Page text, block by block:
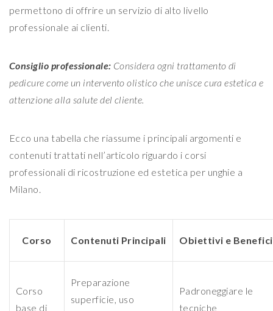
permettono di offrire un servizio di alto livello
professionale ai clienti.
Consiglio professionale: Considera ogni trattamento di
pedicure come un intervento olistico che unisce cura estetica e
attenzione alla salute del cliente.
Ecco una tabella che riassume i principali argomenti e
contenuti trattati nell’articolo riguardo i corsi
professionali di ricostruzione ed estetica per unghie a
Milano.
Corso Contenuti Principali Obiettivi e Benefici
Corso
base di
Preparazione
superficie, uso
Padroneggiare le
tecniche